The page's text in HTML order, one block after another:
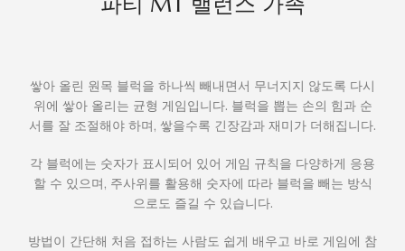
쌓아 올린 원목 블럭을 하나씩 빼내면서 무너지지 않도록 다시
위에 쌓아 올리는 균형 게임입니다. 블럭을 뽑는 손의 힘과 순
서를 잘 조절해야 하며, 쌓을수록 긴장감과 재미가 더해집니다.
각 블럭에는 숫자가 표시되어 있어 게임 규칙을 다양하게 응용
할 수 있으며, 주사위를 활용해 숫자에 따라 블럭을 빼는 방식
으로도 즐길 수 있습니다.
방법이 간단해 처음 접하는 사람도 쉽게 배우고 바로 게임에 참